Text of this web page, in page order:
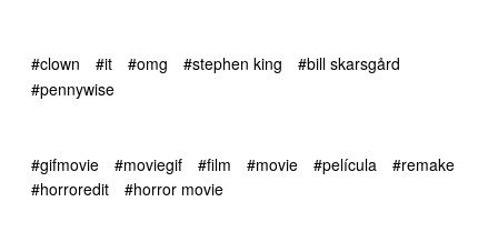
#clown #it #omg #stephen king
#bill skarsgård
#pennywise
#gifmovie #moviegif #film #movie #película
#remake
#horroredit
#horror movie